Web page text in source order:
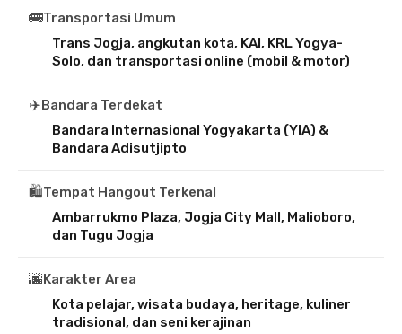
🚌Transportasi Umum
Trans Jogja, angkutan kota, KAI, KRL Yogya-
Solo, dan transportasi online (mobil & motor)
✈️Bandara Terdekat
Bandara Internasional Yogyakarta (YIA) &
Bandara Adisutjipto
🛍️Tempat Hangout Terkenal
Ambarrukmo Plaza, Jogja City Mall, Malioboro,
dan Tugu Jogja
🌆Karakter Area
Kota pelajar, wisata budaya, heritage, kuliner
tradisional, dan seni kerajinan